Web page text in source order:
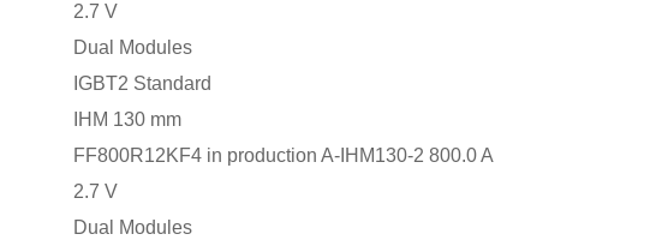
2.7 V
Dual Modules
IGBT2 Standard
IHM 130 mm
FF800R12KF4 in production A-IHM130-2 800.0 A
2.7 V
Dual Modules